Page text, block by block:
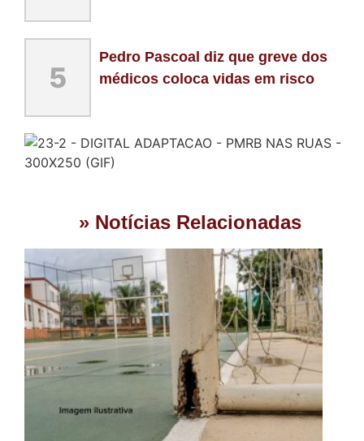
5
Pedro Pascoal diz que greve dos
médicos coloca vidas em risco
» Notícias Relacionadas